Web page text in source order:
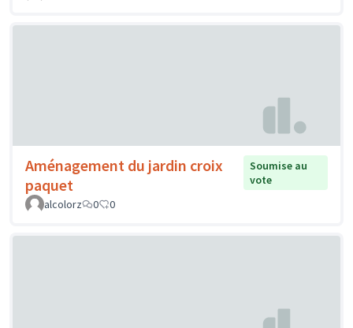
Aménagement du jardin croix
paquet
Soumise au
vote
alcolorz
0 0